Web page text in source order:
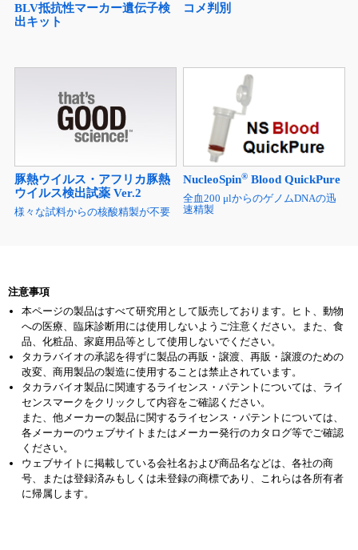
BLV抵抗性マーカー遺伝子検
出キット
コメ判別
豚熱ウイルス・アフリカ豚熱
ウイルス検出試薬 Ver.2
様々な試料からの核酸精製が不要
NucleoSpin® Blood QuickPure
全血200 μlからのゲノムDNAの迅
速精製
注意事項
本ページの製品はすべて研究用として販売しております。ヒト、動物
への医療、臨床診断用には使用しないようご注意ください。また、食
品、化粧品、家庭用品等として使用しないでください。
タカラバイオの承認を得ずに製品の再販・譲渡、再販・譲渡のための
改変、商用製品の製造に使用することは禁止されています。
タカラバイオ製品に関連するライセンス・パテントについては、ライ
センスマークをクリックして内容をご確認ください。
また、他メーカーの製品に関するライセンス・パテントについては、
各メーカーのウェブサイトまたはメーカー発行のカタログ等でご確認
ください。
ウェブサイトに掲載している会社名および商品名などは、各社の商
号、または登録済みもしくは未登録の商標であり、これらは各所有者
に帰属します。